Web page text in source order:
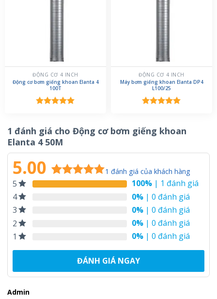
ĐỘNG CƠ 4 INCH
Động cơ bơm giếng khoan Elanta 4
100T
5 sao
ĐỘNG CƠ 4 INCH
Máy bơm giếng khoan Elanta DP4
L100/25
5 sao
1 đánh giá cho Động cơ bơm giếng khoan
Elanta 4 50M
5.00 1 đánh giá của khách hàng
5 100% | 1 đánh giá
4
0% | 0 đánh giá
3
0% | 0 đánh giá
2
0% | 0 đánh giá
1
0% | 0 đánh giá
ĐÁNH GIÁ NGAY
Admin